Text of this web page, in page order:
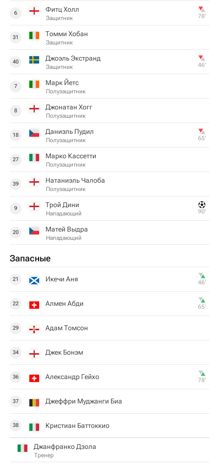
6 Фитц Xолл
Защитник 78‎’‎
31 Томми Хобан
Защитник
40 Джоэль Экстранд
Защитник 46‎’‎
7 Марк Йетс
Полузащитник
8 Джонатан Хогг
Полузащитник
18 Даниэль Пудил
Полузащитник 65‎’‎
27 Марко Кассетти
Полузащитник
39 Натаниэль Чалоба
Полузащитник
9 Трой Дини
Нападающий 90‎’‎
20 Матей Выдра
Нападающий
Запасные
21 Икечи Аня 46‎’‎
22 Алмен Абди 65‎’‎
29 Адам Томсон
34 Джек Бонэм
36 Александр Гейхо 78‎’‎
37 Джеффри Муджанги Биа
38 Кристиан Баттоккио
Джанфранко Дзола
Тренер